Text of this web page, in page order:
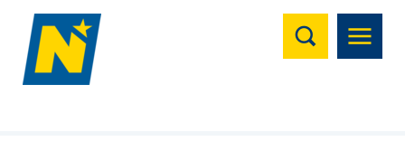
Suchen